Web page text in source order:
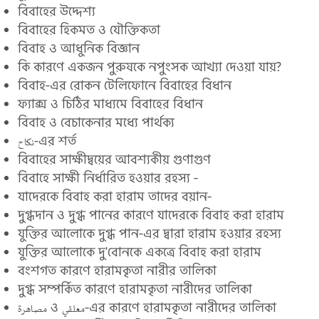
বিবাহের উদ্দেশ্য
বিবাহের হিকমত ও যৌক্তিকতা
বিবাহ ও আধুনিক বিজ্ঞান
কি কারণে একজন পুরুষকে নপুংসক আখ্যা দেওয়া যায়?
বিবাহ-এর রোকন টেলিফোনে বিবাহের বিধান
ফ্যাক্স ও চিঠির মাধ্যমে বিবাহের বিধান
বিবাহ ও বেচাকেনার মধ্যে পার্থক্য
نكاح-এর শর্ত
বিবাহের সাক্ষীদ্বয়ের আবশ্যকীয় গুণাগুণ
বিবাহে সাক্ষী নির্ধারিত হওয়ার রহস্য -
যাদেরকে বিবাহ করা হারাম তাদের বয়ান-
দুগ্ধদান ও দুগ্ধ পানের কারণে যাদেরকে বিবাহ করা হারাম
যুক্তির আলোকে দুগ্ধ পান-এর দ্বারা হারাম হওয়ার রহস্য
যুক্তির আলোকে দু'বোনকে একত্রে বিবাহ করা হারাম
বংশগত কারণে হারামকৃতা নারীর তালিকা
দুগ্ধ সম্পর্কিত কারণে হারামকৃতা নারীদের তালিকা
مصاهرة ও معلقي-এর কারণে হারামকৃতা নারীদের তালিকা